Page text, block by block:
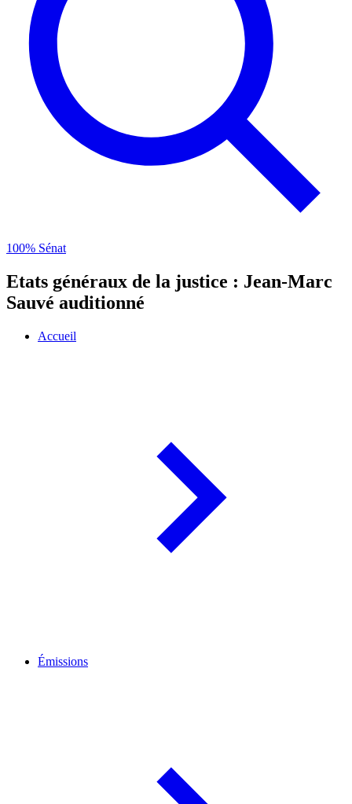
100% Sénat
Etats généraux de la justice : Jean-Marc
Sauvé auditionné
Accueil
Émissions